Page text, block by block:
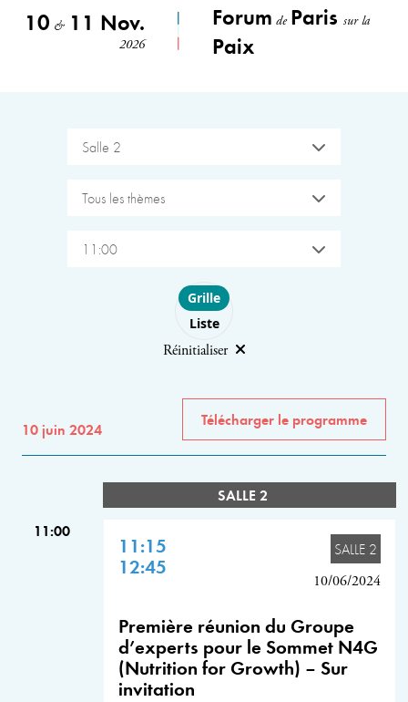
10 &11 Nov.
2026
Forum de Parissur la
Paix
Salle 2
Tous les thèmes
11:00
Choose layout
Grille
Liste
Réinitialiser
10 juin 2024
Télécharger le programme
SALLE 2
11:00
11:15
12:45
SALLE 2
10/06/2024
Première réunion du Groupe
d’experts pour le Sommet N4G
(Nutrition for Growth) – Sur
invitation